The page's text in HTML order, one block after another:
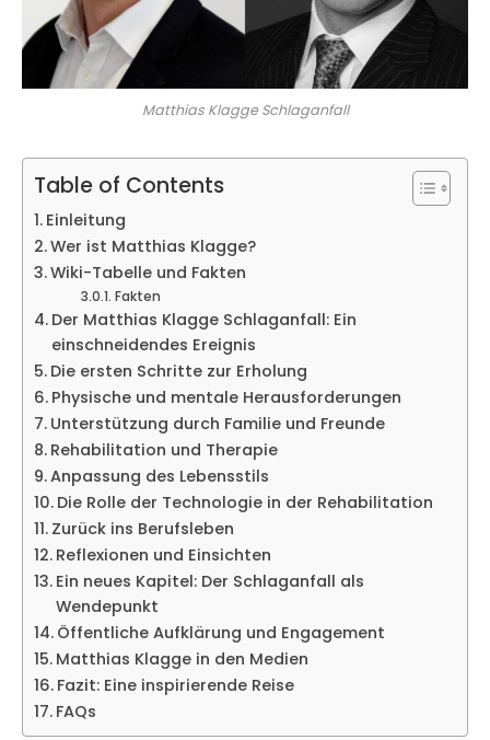
Matthias Klagge Schlaganfall
Table of Contents
Einleitung
Wer ist Matthias Klagge?
Wiki-Tabelle und Fakten
Fakten
Der Matthias Klagge Schlaganfall: Ein
einschneidendes Ereignis
Die ersten Schritte zur Erholung
Physische und mentale Herausforderungen
Unterstützung durch Familie und Freunde
Rehabilitation und Therapie
Anpassung des Lebensstils
Die Rolle der Technologie in der Rehabilitation
Zurück ins Berufsleben
Reflexionen und Einsichten
Ein neues Kapitel: Der Schlaganfall als
Wendepunkt
Öffentliche Aufklärung und Engagement
Matthias Klagge in den Medien
Fazit: Eine inspirierende Reise
FAQs